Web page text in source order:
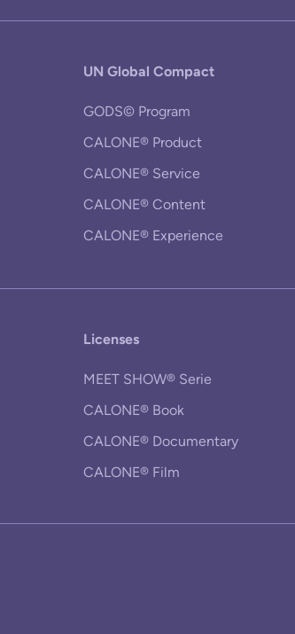
UN Global Compact
GODS© Program
CALONE® Product
CALONE® Service
CALONE® Content
CALONE® Experience
Licenses
MEET SHOW® Serie
CALONE® Book
CALONE® Documentary
CALONE® Film